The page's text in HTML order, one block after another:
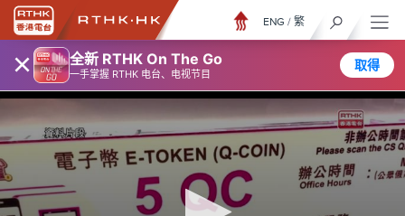
× 全新 RTHK On The Go
一手掌握 RTHK 电台、电视节目
取得
ENG / 繁